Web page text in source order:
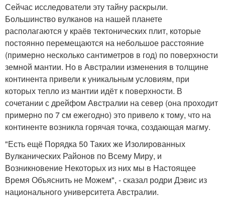
Сейчас исследователи эту тайну раскрыли.
Большинство вулканов на нашей планете
располагаются у краёв тектонических плит, которые
постоянно перемещаются на небольшое расстояние
(примерно несколько сантиметров в год) по поверхности
земной мантии. Но в Австралии изменения в толщине
континента привели к уникальным условиям, при
которых тепло из мантии идёт к поверхности. В
сочетании с дрейфом Австралии на север (она проходит
примерно по 7 см ежегодно) это привело к тому, что на
континенте возникла горячая точка, создающая магму.
"Есть ещё Порядка 50 Таких же Изолированных
Вулканических Районов по Всему Миру, и
Возникновение Некоторых из них мы в Настоящее
Время Объяснить не Можем", - сказал родри Дэвис из
национального университета Австралии.